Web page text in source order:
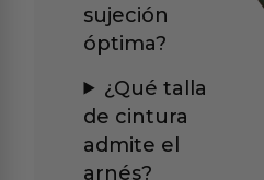
sujeción
óptima?
¿Qué talla
de cintura
admite el
arnés?